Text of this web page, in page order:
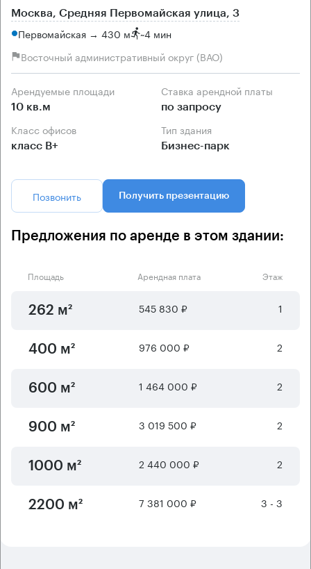
Москва, Средняя Первомайская улица, 3
Первомайская → 430 м ~4 мин
Восточный административный округ (ВАО)
Арендуемые площади
10 кв.м
Ставка арендной платы
по запросу
Класс офисов
класс B+
Тип здания
Бизнес-парк
Позвонить Получить презентацию
Предложения по аренде в этом здании:
Площадь Арендная плата Этаж
262 м² 545 830 ₽ 1
400 м² 976 000 ₽ 2
600 м² 1 464 000 ₽ 2
900 м² 3 019 500 ₽ 2
1000 м² 2 440 000 ₽ 2
2200 м² 7 381 000 ₽ 3 - 3